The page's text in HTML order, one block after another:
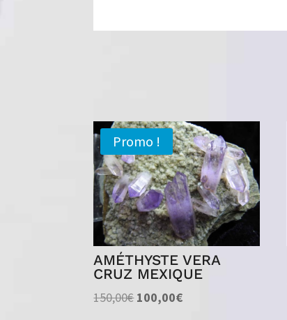
Promo !
AMÉTHYSTE VERA
CRUZ MEXIQUE
150,00€Le
100,00€Le